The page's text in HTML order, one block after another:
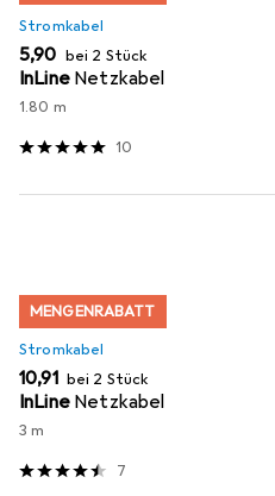
Stromkabel
EUR
5,90 bei 2 Stück
InLine Netzkabel
1.80 m
10
MENGENRABATT
Stromkabel
EUR
10,91 bei 2 Stück
InLine Netzkabel
3 m
7